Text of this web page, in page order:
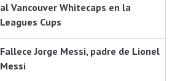
al Vancouver Whitecaps en la
Leagues Cups
Fallece Jorge Messi, padre de Lionel
Messi